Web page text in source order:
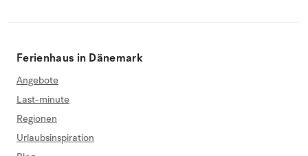
Ferienhaus in Dänemark
Angebote
Last-minute
Regionen
Urlaubsinspiration